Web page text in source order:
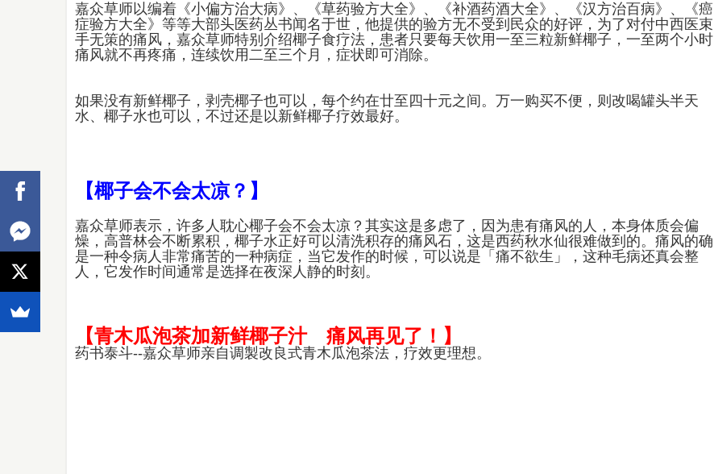
嘉众草师以编着《小偏方治大病》、《草药验方大全》、《补酒药酒大全》、《汉方治百病》、《癌
症验方大全》等等大部头医药丛书闻名于世，他提供的验方无不受到民众的好评，为了对付中西医束
手无策的痛风，嘉众草师特别介绍椰子食疗法，患者只要每天饮用一至三粒新鲜椰子，一至两个小时
痛风就不再疼痛，连续饮用二至三个月，症状即可消除。
如果没有新鲜椰子，剥壳椰子也可以，每个约在廿至四十元之间。万一购买不便，则改喝罐头半天
水、椰子水也可以，不过还是以新鲜椰子疗效最好。
【椰子会不会太凉？】
嘉众草师表示，许多人耽心椰子会不会太凉？其实这是多虑了，因为患有痛风的人，本身体质会偏
燥，高普林会不断累积，椰子水正好可以清洗积存的痛风石，这是西药秋水仙很难做到的。痛风的确
是一种令病人非常痛苦的一种病症，当它发作的时候，可以说是「痛不欲生」，这种毛病还真会整
人，它发作时间通常是选择在夜深人静的时刻。
【青木瓜泡茶加新鲜椰子汁 痛风再见了！】
药书泰斗--嘉众草师亲自调製改良式青木瓜泡茶法，疗效更理想。